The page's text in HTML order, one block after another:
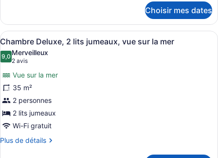
grand
lit,
vue
sur
la
ville
Chambre
Deluxe,
1
grand
vue
sur
la
ville
Choisir mes dates
Afficher
toutes
les
photos
pour
ce
type
de
chambre :
Chambre
Une chambre d’hôtel avec deux
2
Chambre Deluxe, 2 lits jumeaux, vue sur la mer
9,09,0 sur 10
Merveilleux
2 avis
(2 avis)
Vue sur la mer
35 m²
2 personnes
2 lits jumeaux
Wi-Fi gratuit
Plus de détails
Plus